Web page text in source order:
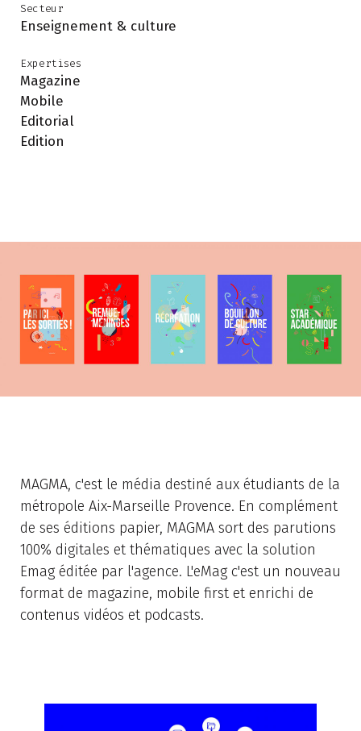
Secteur
Enseignement & culture
Expertises
Magazine
Mobile
Editorial
Edition
MAGMA, c'est le média destiné aux étudiants de la
métropole Aix-Marseille Provence. En complément
de ses éditions papier, MAGMA sort des parutions
100% digitales et thématiques avec la solution
Emag éditée par l'agence. L'eMag c'est un nouveau
format de magazine, mobile first et enrichi de
contenus vidéos et podcasts.